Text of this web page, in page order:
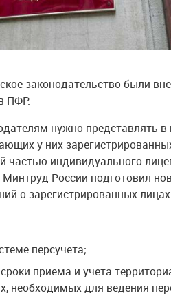
законодательство были
ПФР.
нужно
у них
индивидуального
Минтруд России подготовил
о зарегистрированных
персучета;
приема и учета
необходимых для ведения